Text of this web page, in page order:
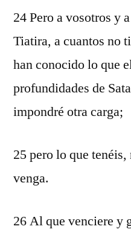
24 Pero a vosotros y
Tiatira, a cuantos no
han conocido lo que
profundidades de
impondré otra carga;
25 pero lo que
venga.
26 Al que venciere y